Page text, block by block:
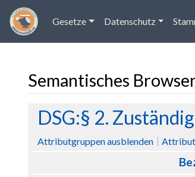
Gesetze Datenschutz
Semantisches
Wechseln zu: Navigation Suche
DSG:§ 2.
Attributgruppen ausblenden